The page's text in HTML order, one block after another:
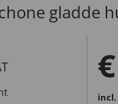
gladde
€